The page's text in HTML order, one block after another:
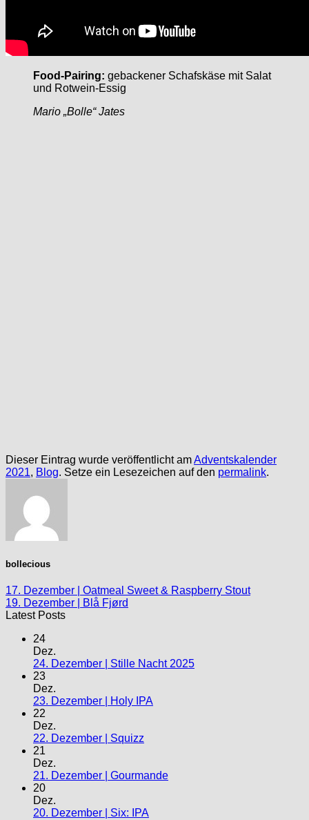
Food-Pairing: gebackener Schafskäse mit Salat
und Rotwein-Essig
Mario „Bolle“ Jates
Dieser Eintrag wurde veröffentlicht amAdventskalender
2021, Blog. Setze ein Lesezeichen auf den permalink.
bollecious
17. Dezember | Oatmeal Sweet & Raspberry Stout
19. Dezember | Blå Fjørd
Latest Posts
24
Dez.
24. Dezember | Stille Nacht 2025
23
Dez.
23. Dezember | Holy IPA
22
Dez.
22. Dezember | Squizz
21
Dez.
21. Dezember | Gourmande
20
Dez.
20. Dezember | Six: IPA